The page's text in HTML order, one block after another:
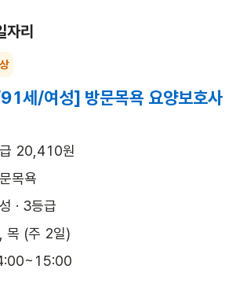
자리
세/여성] 방문목욕 요양보호사
20,410원
목욕
· 3등급
목 (주 2일)